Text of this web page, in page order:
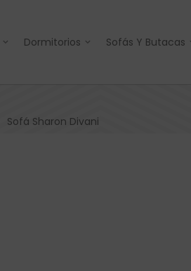
Dormitorios Sofás Y Butacas
Sofá Sharon Divani